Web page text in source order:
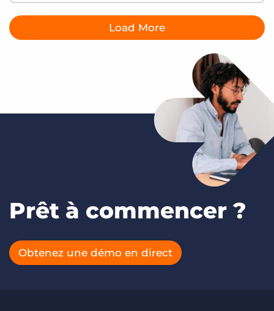
Load More
Prêt à commencer ?
Obtenez une démo en direct